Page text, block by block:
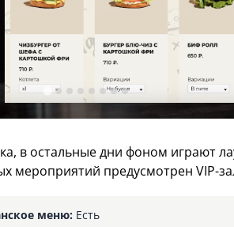
в остальные дни фоном играют
мероприятий предусмотрен VIP-
меню: Есть